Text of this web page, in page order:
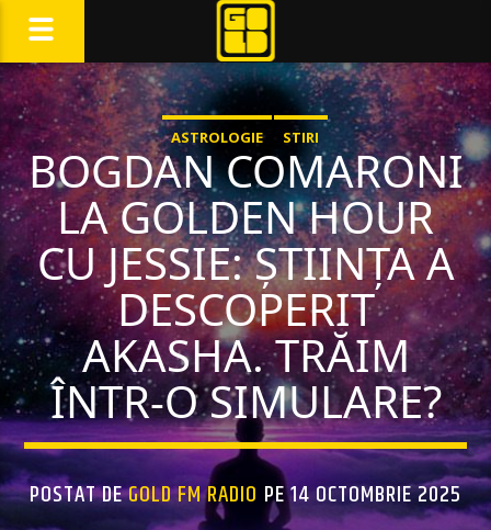
ASTROLOGIE STIRI
BOGDAN COMARONI
LA GOLDEN HOUR
CU JESSIE: ȘTIINȚA A
DESCOPERIT
AKASHA. TRĂIM
ÎNTR-O SIMULARE?
POSTAT DEGOLD FM RADIO PE 14 OCTOMBRIE 2025